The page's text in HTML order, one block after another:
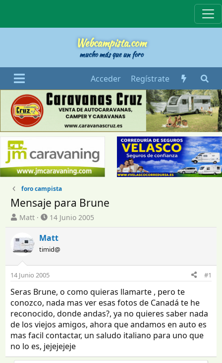
Webcampista.com
mucho más que un foro
Acceder Regístrate
foro campista
Mensaje para Brune
I
n
c
i
a
d
o
r
d
e
t
e
m
a
Matt
F
e
c
h
a
d
e
i
n
i
c
o
14 Junio 2005
Matt
timid@
14 Junio 2005 #1
Seras Brune, o como quieras llamarte , pero te
conozco, nada mas ver esas fotos de Canadá te he
reconocido, donde andas?, ya no quieres saber nada
de los viejos amigos, ahora que andamos en auto es
mas facil contactar, un saludo italiano para uno que
no lo es, jejejejeje